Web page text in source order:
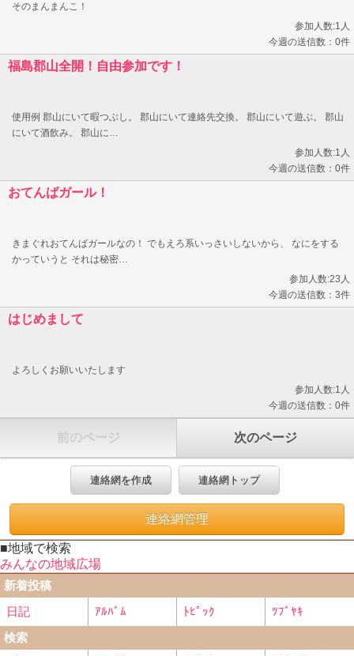
そのまんまんこ！
参加人数:1人
今週の送信数：0件
福島郡山全開！自由参加です！
使用例 郡山にいて暇つぶし。 郡山にいて連絡先交換。 郡山にいて遊ぶ。 郡山
にいて酒飲み。 郡山に…
参加人数:1人
今週の送信数：0件
おてんばガール！
きまぐれおてんばガールなの！ でもえろ系いっさいしないから、 なにをする
かっていうと それは秘密…
参加人数:23人
今週の送信数：3件
はじめまして
よろしくお願いいたします
参加人数:1人
今週の送信数：0件
前のページ 次のページ
連絡網を作成 連絡網トップ
連絡網管理
■地域で検索
みんなの地域広場
新着投稿
日記
ｱﾙﾊﾞﾑ ﾄﾋﾟｯｸ
ﾂﾌﾞﾔｷ
検索